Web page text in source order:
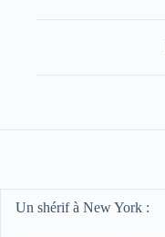
Un shérif à New York :